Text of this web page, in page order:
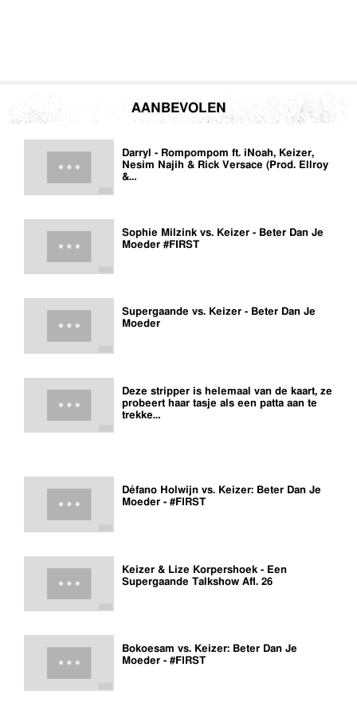
AANBEVOLEN
Darryl - Rompompom ft. iNoah, Keizer,
Nesim Najih & Rick Versace (Prod. Ellroy
&…
Sophie Milzink vs. Keizer - Beter Dan Je
Moeder #FIRST
Supergaande vs. Keizer - Beter Dan Je
Moeder
Deze stripper is helemaal van de kaart, ze
probeert haar tasje als een patta aan te
trekke…
Défano Holwijn vs. Keizer: Beter Dan Je
Moeder - #FIRST
Keizer & Lize Korpershoek - Een
Supergaande Talkshow Afl. 26
Bokoesam vs. Keizer: Beter Dan Je
Moeder - #FIRST